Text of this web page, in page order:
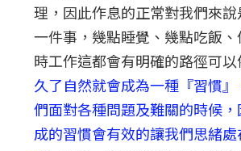
理，因此作息的正常對我們來
一件事，幾點睡覺、幾點吃飯
時工作這都會有明確的路徑可以
久了自然就會成為一種『習慣
們面對各種問題及難關的時候
成的習慣會有效的讓我們思緒